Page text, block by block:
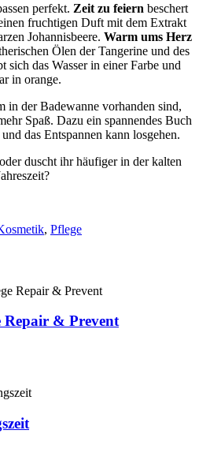
perfekt. Zeit zu feiern beschert
fruchtigen Duft mit dem Extrakt
Johannisbeere. Warm ums Herz
Ölen der Tangerine und des
sich das Wasser in einer Farbe und
in orange.
in der Badewanne vorhanden sind,
Spaß. Dazu ein spannendes Buch
das Entspannen kann losgehen.
duscht ihr häufiger in der kalten
, Pflege
& Prevent